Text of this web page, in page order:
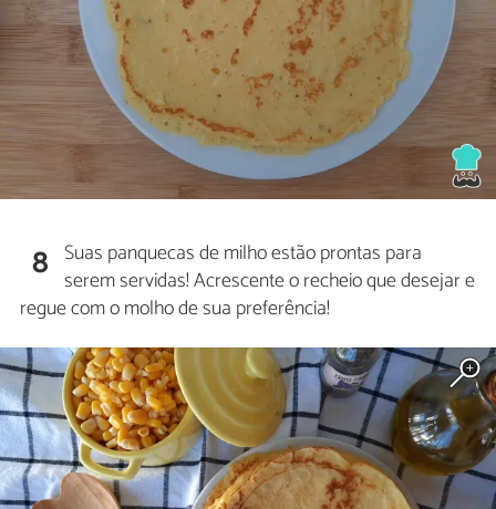
8 Suas panquecas de milho estão prontas para
serem servidas! Acrescente o recheio que desejar e
regue com o molho de sua preferência!